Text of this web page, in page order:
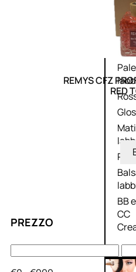
BB e
CC
PREZZO
REMYS CFZ
RED